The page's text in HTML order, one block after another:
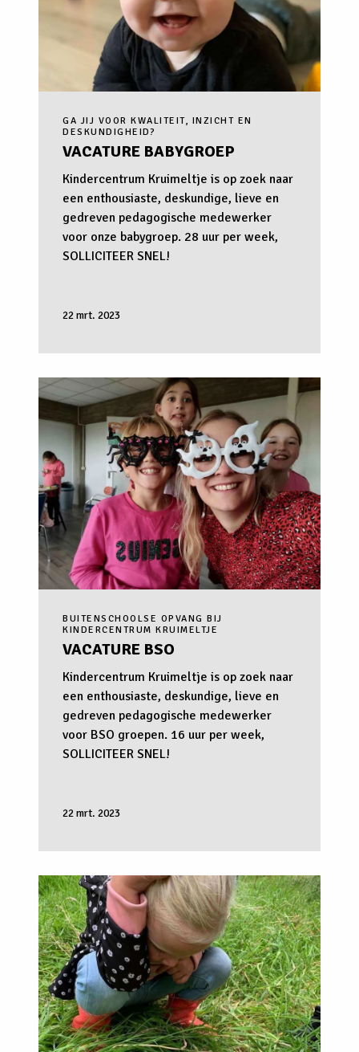
GA JIJ VOOR KWALITEIT, INZICHT EN
DESKUNDIGHEID?
VACATURE BABYGROEP
Kindercentrum Kruimeltje is op zoek naar
een enthousiaste, deskundige, lieve en
gedreven pedagogische medewerker
voor onze babygroep. 28 uur per week,
SOLLICITEER SNEL!
22 mrt. 2023
BUITENSCHOOLSE OPVANG BIJ
KINDERCENTRUM KRUIMELTJE
VACATURE BSO
Kindercentrum Kruimeltje is op zoek naar
een enthousiaste, deskundige, lieve en
gedreven pedagogische medewerker
voor BSO groepen. 16 uur per week,
SOLLICITEER SNEL!
22 mrt. 2023